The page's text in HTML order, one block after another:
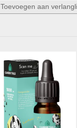
Toevoegen aan